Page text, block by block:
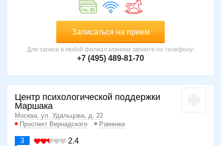
Записаться на прием
Для записи в любой филиал клиники звоните по телефону:
+7 (495) 489-81-70
Центр психологической поддержки
Маршака
Москва, ул. Удальцова, д. 22
Проспект Вернадского
Раменки
3 2.4